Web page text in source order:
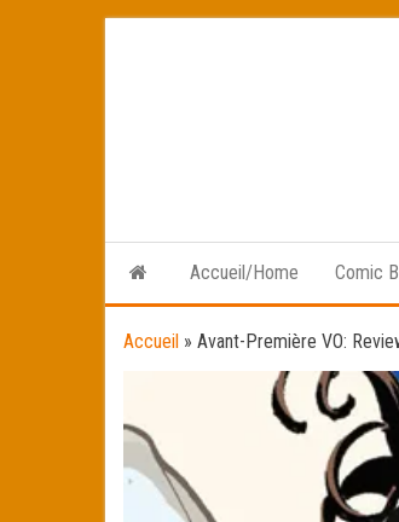
Accueil/Home Comic
Accueil » Avant-Première VO: